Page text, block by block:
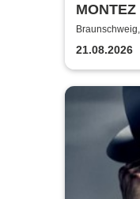
MONTEZ
21.08.2026